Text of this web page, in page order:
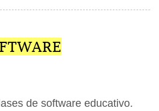
de software educativo.